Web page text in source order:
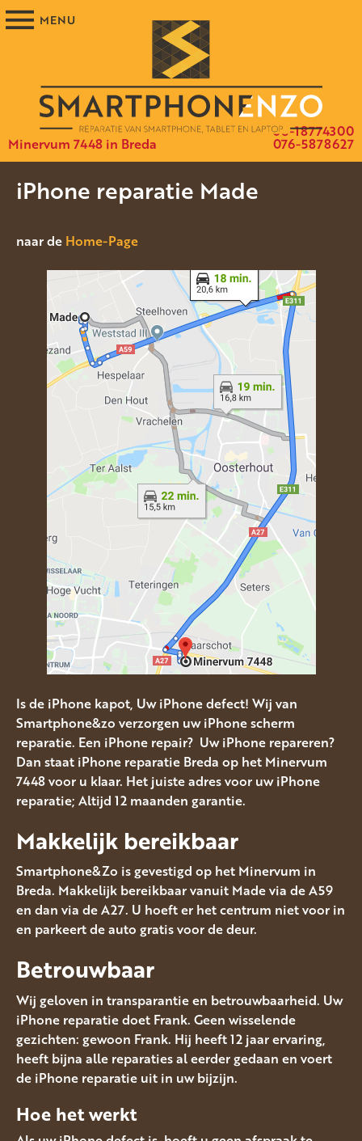
Minervum 7448 in Breda 076-5878627
06-18774300
iPhone reparatie Made
naar de Home-Page
Is de iPhone kapot, Uw iPhone defect! Wij van
Smartphone&zo verzorgen uw iPhone scherm
reparatie. Een iPhone repair? Uw iPhone repareren?
Dan staat iPhone reparatie Breda op het Minervum
7448 voor u klaar. Het juiste adres voor uw iPhone
reparatie; Altijd 12 maanden garantie.
Makkelijk bereikbaar
Smartphone&Zo is gevestigd op het Minervum in
Breda. Makkelijk bereikbaar vanuit Made via de A59
en dan via de A27. U hoeft er het centrum niet voor in
en parkeert de auto gratis voor de deur.
Betrouwbaar
Wij geloven in transparantie en betrouwbaarheid. Uw
iPhone reparatie doet Frank. Geen wisselende
gezichten: gewoon Frank. Hij heeft 12 jaar ervaring,
heeft bijna alle reparaties al eerder gedaan en voert
de iPhone reparatie uit in uw bijzijn.
Hoe het werkt